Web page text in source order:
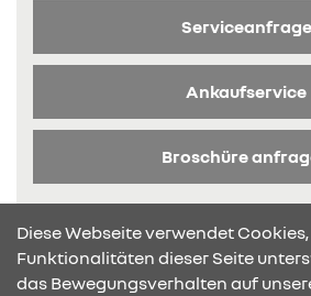
Serviceanfrage
Ankaufservice
Broschüre
Diese Webseite verwendet
Funktionalitäten dieser Seite
das Bewegungsverhalten auf